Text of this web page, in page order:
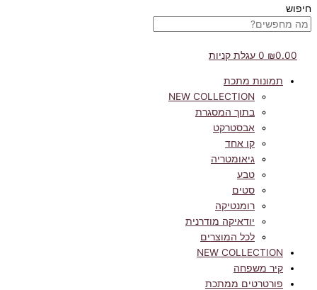
חיפוש
₪0.00
0 עגלת קניות
תמונות מתכת
NEW COLLECTION
בתוך המסגרת
אבסטרקט
קו אחד
גיאומטריה
טבע
סטים
רומנטיקה
יודאיקה מודרנית
לכל המוצרים
NEW COLLECTION
קיר משפחה
פורטרטים ממתכת